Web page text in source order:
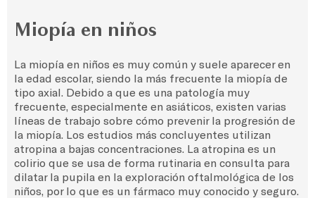
Miopía en niños
La miopía en niños es muy común y suele aparecer en
la edad escolar, siendo la más frecuente la miopía de
tipo axial. Debido a que es una patología muy
frecuente, especialmente en asiáticos, existen varias
líneas de trabajo sobre cómo prevenir la progresión de
la miopía. Los estudios más concluyentes utilizan
atropina a bajas concentraciones. La atropina es un
colirio que se usa de forma rutinaria en consulta para
dilatar la pupila en la exploración oftalmológica de los
niños, por lo que es un fármaco muy conocido y seguro.